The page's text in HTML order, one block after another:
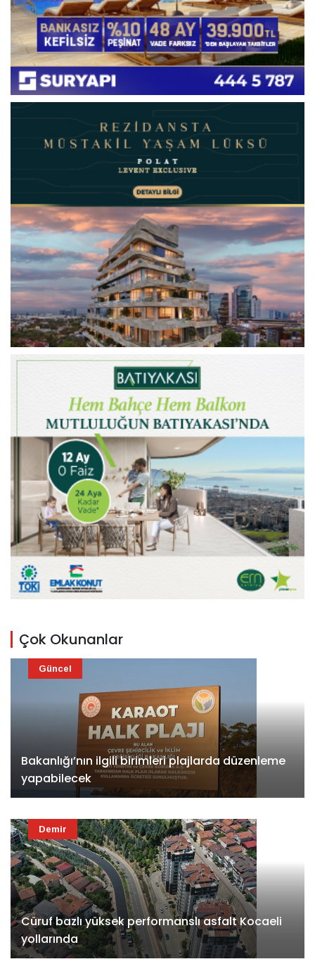
Çok Okunanlar
Bakanlığı’nın ilgili birimleri plajlarda düzenleme
yapabilecek
Güncel
Cüruf bazlı yüksek performanslı asfalt Kocaeli
yollarında
Demir